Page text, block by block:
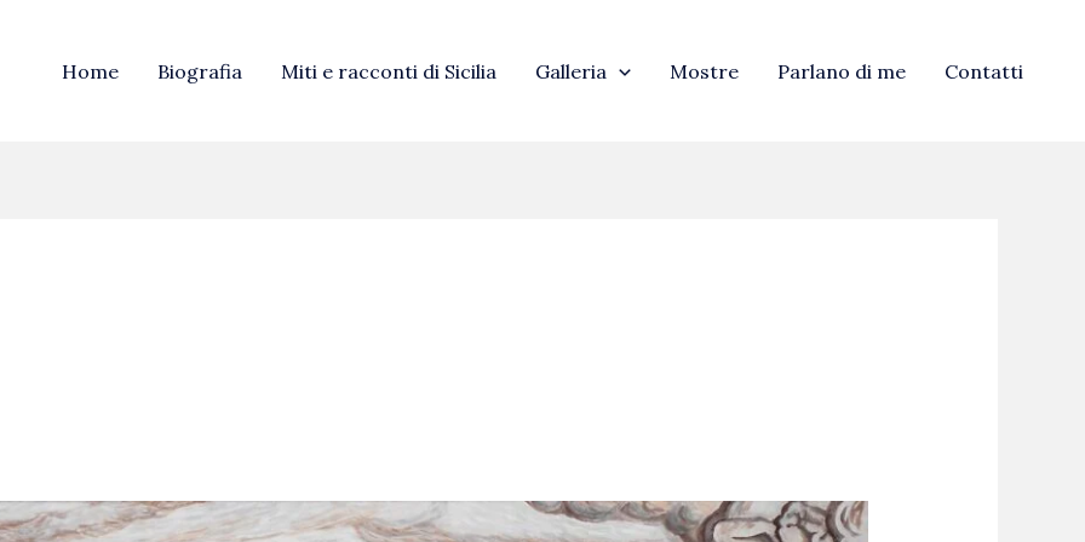
Home Biografia Miti e racconti di Sicilia Galleria Mostre Parlano di me Contatti